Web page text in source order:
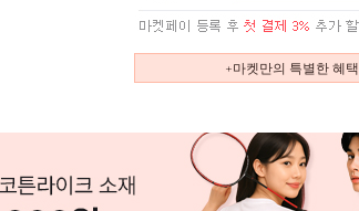
+마켓만의 특별한 혜택